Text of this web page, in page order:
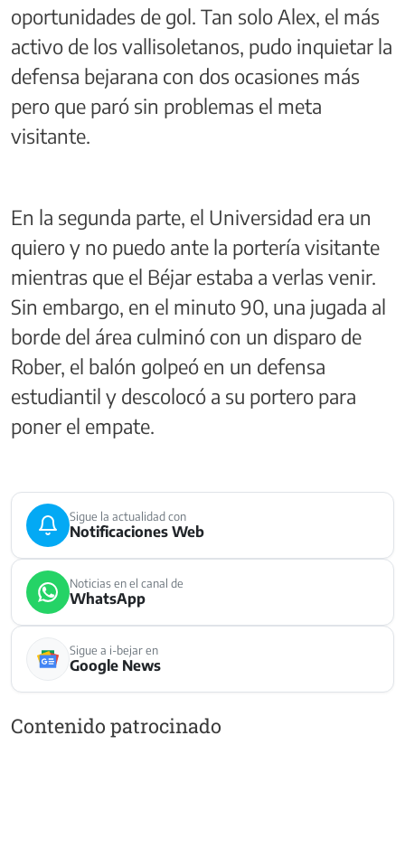
oportunidades de gol. Tan solo Alex, el más
activo de los vallisoletanos, pudo inquietar la
defensa bejarana con dos ocasiones más
pero que paró sin problemas el meta
visitante.
En la segunda parte, el Universidad era un
quiero y no puedo ante la portería visitante
mientras que el Béjar estaba a verlas venir.
Sin embargo, en el minuto 90, una jugada al
borde del área culminó con un disparo de
Rober, el balón golpeó en un defensa
estudiantil y descolocó a su portero para
poner el empate.
Sigue la actualidad con
Notificaciones Web
Noticias en el canal de
WhatsApp
Sigue a i-bejar en
Google News
Contenido patrocinado